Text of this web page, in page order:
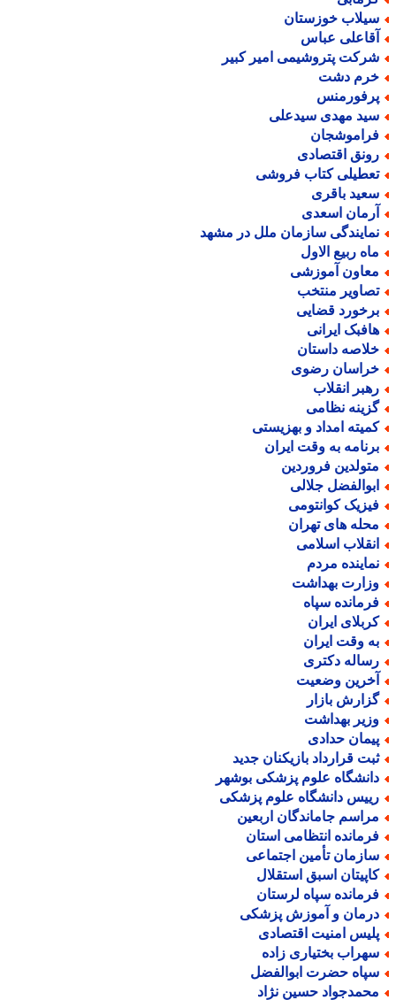
خوزستان
عباس
پتروشیمی امیر کبیر
دشت
مهدی سیدعلی
اقتصادی
کتاب فروشی
باقری
اسعدی
سازمان ملل در مشهد
ربیع الاول
آموزشی
منتخب
قضایی
ایرانی
داستان
رضوی
انقلاب
نظامی
امداد و بهزیستی
به وقت ایران
فروردین
جلالی
کوانتومی
های تهران
اسلامی
مردم
بهداشت
سپاه
ایران
وقت ایران
دکتری
وضعیت
بازار
بهداشت
حدادی
قرارداد بازیکنان جدید
علوم پزشکی بوشهر
دانشگاه علوم پزشکی
جاماندگان اربعین
انتظامی استان
تأمین اجتماعی
اسبق استقلال
سپاه لرستان
و آموزش پزشکی
امنیت اقتصادی
بختیاری زاده
حضرت ابوالفضل
حسین نژاد